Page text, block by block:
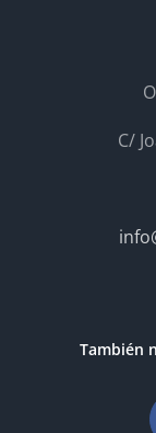
C/
También